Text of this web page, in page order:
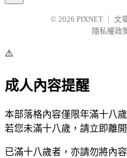
© 2026 PIXNET
文
隱私權政
⚠️
成人內容提醒
本部落格內容僅限年滿十八
若您未滿十八歲，請立即離開
已滿十八歲者，亦請勿將內